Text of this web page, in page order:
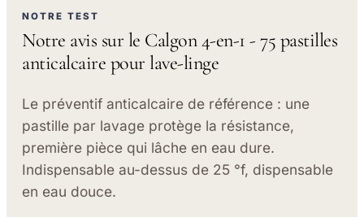
NOTRE TEST
Notre avis sur le Calgon 4-en-1 - 75 pastilles
anticalcaire pour lave-linge
Le préventif anticalcaire de référence : une
pastille par lavage protège la résistance,
première pièce qui lâche en eau dure.
Indispensable au-dessus de 25 °f, dispensable
en eau douce.